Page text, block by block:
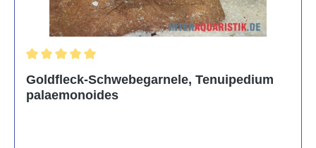
Goldfleck-Schwebegarnele, Tenuipedium
palaemonoides